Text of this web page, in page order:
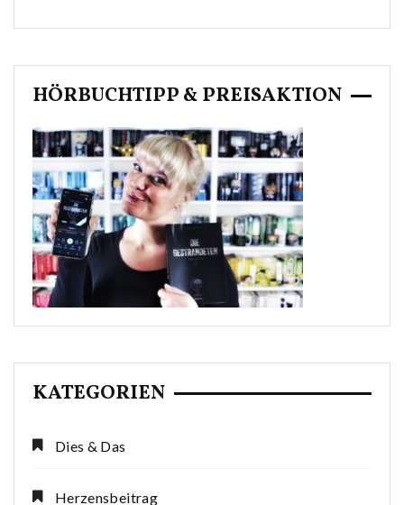
HÖRBUCHTIPP & PREISAKTION
KATEGORIEN
Dies & Das
Herzensbeitrag